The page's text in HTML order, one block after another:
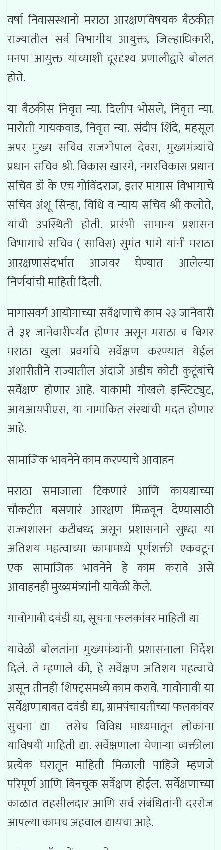
वर्षा निवासस्थानी मराठा आरक्षणविषयक बैठकीत
राज्यातील सर्व विभागीय आयुक्त, जिल्हाधिकारी,
मनपा आयुक्त यांच्याशी दूरदृश्य प्रणालीद्वारे बोलत
होते.
या बैठकीस निवृत्त न्या. दिलीप भोसले, निवृत्त न्या.
मारोती गायकवाड, निवृत्त न्या. संदीप शिंदे, महसूल
अपर मुख्य सचिव राजगोपाल देवरा, मुख्यमंत्र्यांचे
प्रधान सचिव श्री. विकास खारगे, नगरविकास प्रधान
सचिव डॉ के एच गोविंदराज, इतर मागास विभागाचे
सचिव अंशू सिन्हा, विधि व न्याय सचिव श्री कलोते,
यांची उपस्थिती होती. प्रारंभी सामान्य प्रशासन
विभागाचे सचिव ( साविस) सुमंत भांगे यांनी मराठा
आरक्षणासंदर्भात आजवर घेण्यात आलेल्या
निर्णयांची माहिती दिली.
मागासवर्ग आयोगाच्या सर्वेक्षणाचे काम २३ जानेवारी
ते ३१ जानेवारीपर्यंत होणार असून मराठा व बिगर
मराठा खुला प्रवर्गाचे सर्वेक्षण करण्यात येईल
अशारीतीने राज्यातील अंदाजे अडीच कोटी कुटूंबांचे
सर्वेक्षण होणार आहे. याकामी गोखले इन्स्टिट्युट,
आयआयपीएस, या नामांकित संस्थांची मदत होणार
आहे.
सामाजिक भावनेने काम करण्याचे आवाहन
मराठा समाजाला टिकणारं आणि कायद्याच्या
चौकटीत बसणारं आरक्षण मिळवून देण्यासाठी
राज्यशासन कटीबध्द असून प्रशासनाने सुध्दा या
अतिशय महत्वाच्या कामामध्ये पूर्णशक्ती एकवटून
एक सामाजिक भावनेने हे काम करावे असे
आवाहनही मुख्यमंत्र्यांनी यावेळी केले.
गावोगावी दवंडी द्या, सूचना फलकांवर माहिती द्या
यावेळी बोलतांना मुख्यमंत्र्यांनी प्रशासनाला निर्देश
दिले. ते म्हणाले की, हे सर्वेक्षण अतिशय महत्वाचे
असून तीनही शिफ्ट्समध्ये काम करावे. गावोगावी या
सर्वेक्षणाबाबत दवंडी द्या, ग्रामपंचायतीच्या फलकांवर
सुचना द्या तसेच विविध माध्यमातून लोकांना
याविषयी माहिती द्या. सर्वेक्षणाला येणाऱ्या व्यक्तीला
प्रत्येक घरातून माहिती मिळाली पाहिजे म्हणजे
परिपूर्ण आणि बिनचूक सर्वेक्षण होईल. सर्वेक्षणाच्या
काळात तहसीलदार आणि सर्व संबंधितांनी दररोज
आपल्या कामच अहवाल द्यायचा आहे.